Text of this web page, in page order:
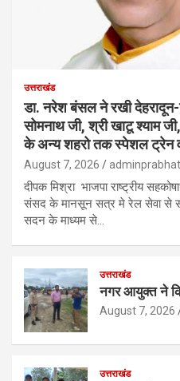
उत्तराखंड
डा. नरेश बंसल ने रखी देहरादून-
सोमनाथ जी, श्री खाटू श्याम
के अन्य शहरो तक स्पेशल ट्रेन व
August 7, 2026 adminprabhat
दीपक मिश्रा भाजपा राष्ट्रीय
संसद के मानसून सत्र मे रेल सेवा से
सदन के माध्यम से…
उत्तराखंड
नगर आयुक्त ने
August 7, 2026
उत्तराखंड